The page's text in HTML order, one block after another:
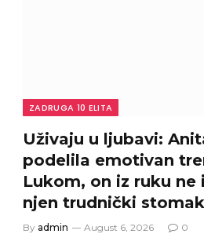
ZADRUGA 10 ELITA
Uživaju u ljubavi:
podelila emotivan
Lukom, on iz ruku ne
njen trudnički
By admin August 6, 2026 0